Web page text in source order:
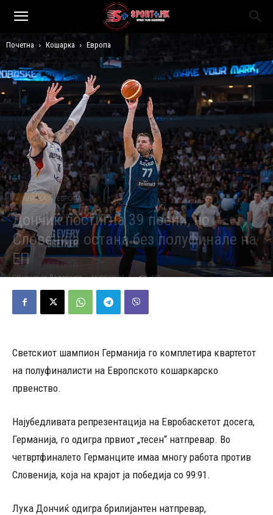
Почетна Кошарка Европа
КОШАРКА ЕВРОПА
Дончиќ постигна 39 поени, но
Словенија остана без полуфинале на
ЕП
Објавено од Редакција - 10/09/2025 400
Светскиот шампион Германија го комплетира квартетот
на полуфиналисти на Европското кошаркарско
првенство.
Најубедливата репрезентација на Евробаскетот досега,
Германија, го одигра првиот „тесен“ натпревар. Во
четвртфиналето Германците имаа многу работа против
Словенија, која на крајот ја победија со 99:91.
Лука Дончиќ одигра брилијантен натпревар,